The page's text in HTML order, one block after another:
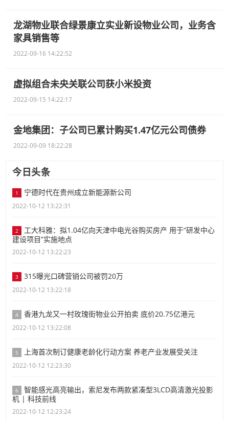
龙湖物业联合绿景康立实业新设物业公司，业务含
家具销售等
2022-09-16 14:22:52
虚拟组合未央关联公司获小米投资
2022-09-15 14:22:17
金地集团：子公司已累计购买1.47亿元公司债券
2022-09-09 18:22:28
今日头条
1 宁德时代在贵州成立新能源新公司
2022-10-12 13:22:31
2
工大科雅：拟1.04亿向天津中电光谷购买房产 用于“研发中心
建设项目”实施地点
2022-10-12 13:22:23
3 315曝光口碑营销公司被罚20万
2022-10-12 13:22:18
4 香港九龙又一村玫瑰街物业公开拍卖 底价20.75亿港元
2022-10-12 13:22:08
5 上海首次制订健康老龄化行动方案 养老产业发展受关注
2022-10-12 12:23:30
6
智能感光高亮输出，索尼发布两款紧凑型3LCD高清激光投影
机 | 科技前线
2022-10-12 12:23:24